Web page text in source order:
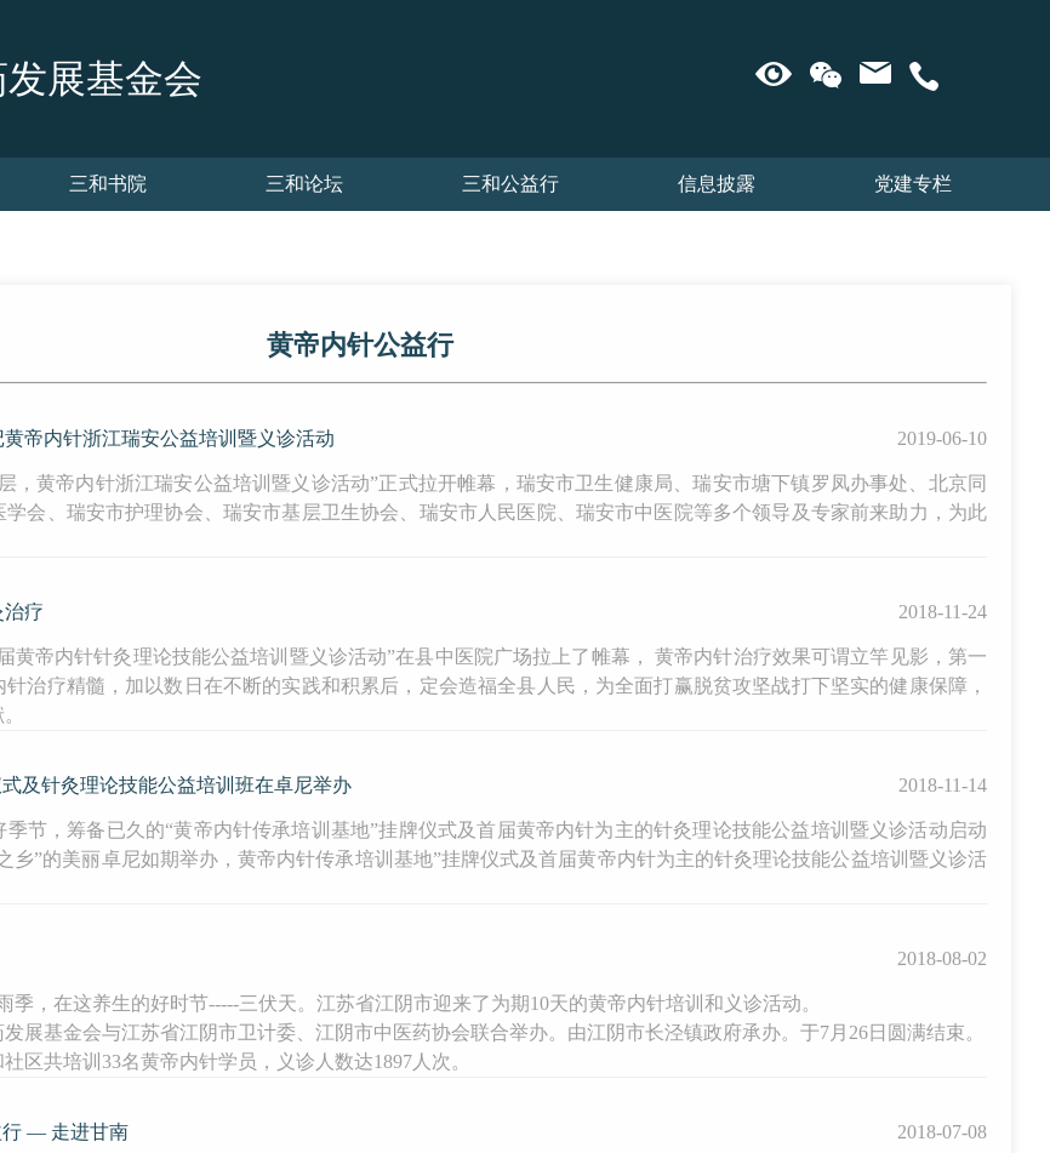
展基金会
三和书院 三和论坛 三和公益行 信息披露 党建专栏
黄帝内针公益行
帝内针浙江瑞安公益培训暨义诊活动 2019-06-10
，黄帝内针浙江瑞安公益培训暨义诊活动”正式拉开帷幕，瑞安市卫生健康局、瑞安市塘下镇罗凤办事处、北京同
会、瑞安市护理协会、瑞安市基层卫生协会、瑞安市人民医院、瑞安市中医院等多个领导及专家前来助力，为此
治疗 2018-11-24
黄帝内针针灸理论技能公益培训暨义诊活动”在县中医院广场拉上了帷幕， 黄帝内针治疗效果可谓立竿见影，第一
治疗精髓，加以数日在不断的实践和积累后，定会造福全县人民，为全面打赢脱贫攻坚战打下坚实的健康保障，
及针灸理论技能公益培训班在卓尼举办 2018-11-14
节，筹备已久的“黄帝内针传承培训基地”挂牌仪式及首届黄帝内针为主的针灸理论技能公益培训暨义诊活动启动
乡”的美丽卓尼如期举办，黄帝内针传承培训基地”挂牌仪式及首届黄帝内针为主的针灸理论技能公益培训暨义诊活
2018-08-02
季，在这养生的好时节-----三伏天。江苏省江阴市迎来了为期10天的黄帝内针培训和义诊活动。
展基金会与江苏省江阴市卫计委、江阴市中医药协会联合举办。由江阴市长泾镇政府承办。于7月26日圆满结束。
区共培训33名黄帝内针学员，义诊人数达1897人次。
行 — 走进甘南 2018-07-08